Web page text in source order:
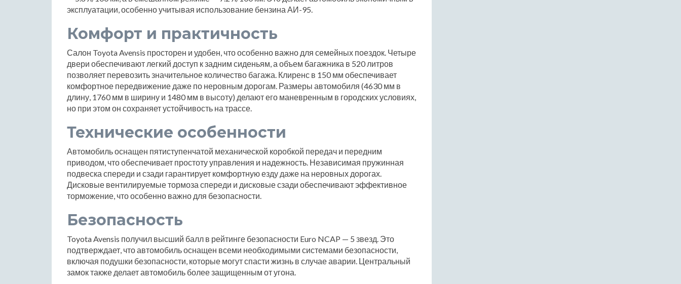
эксплуатации, особенно учитывая использование бензина АИ-95.
Комфорт и практичность
Салон Toyota Avensis просторен и удобен, что особенно важно для семейных поездок. Четыре
двери обеспечивают легкий доступ к задним сиденьям, а объем багажника в 520 литров
позволяет перевозить значительное количество багажа. Клиренс в 150 мм обеспечивает
комфортное передвижение даже по неровным дорогам. Размеры автомобиля (4630 мм в
длину, 1760 мм в ширину и 1480 мм в высоту) делают его маневренным в городских условиях,
но при этом он сохраняет устойчивость на трассе.
Технические особенности
Автомобиль оснащен пятиступенчатой механической коробкой передач и передним
приводом, что обеспечивает простоту управления и надежность. Независимая пружинная
подвеска спереди и сзади гарантирует комфортную езду даже на неровных дорогах.
Дисковые вентилируемые тормоза спереди и дисковые сзади обеспечивают эффективное
торможение, что особенно важно для безопасности.
Безопасность
Toyota Avensis получил высший балл в рейтинге безопасности Euro NCAP — 5 звезд. Это
подтверждает, что автомобиль оснащен всеми необходимыми системами безопасности,
включая подушки безопасности, которые могут спасти жизнь в случае аварии. Центральный
замок также делает автомобиль более защищенным от угона.